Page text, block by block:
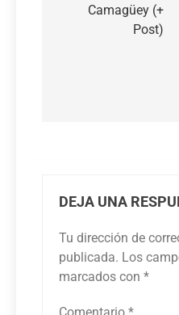
Camagüey (+
Post)
DEJA UNA
Tu dirección de
publicada. Los
marcados con *